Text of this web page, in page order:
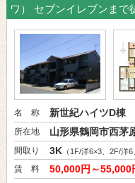
ワ） セブンイレブンまで
名 称 新世紀ハイツD棟
所在地 山形県鶴岡市西茅
間取り 3K（1F/洋6×3、2F/洋6
賃 料 50,000円～55,000